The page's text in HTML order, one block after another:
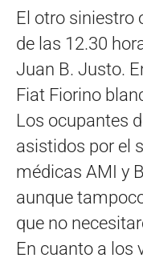
El otro siniestro
de las 12.30
Juan B. Justo.
Fiat Fiorino
Los ocupantes
asistidos por el
médicas AMI y
aunque
que no
En cuanto a los